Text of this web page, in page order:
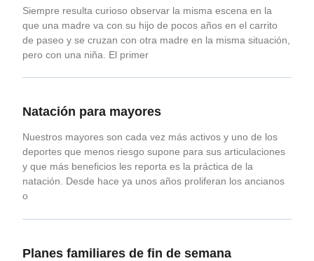
Siempre resulta curioso observar la misma escena en la
que una madre va con su hijo de pocos años en el carrito
de paseo y se cruzan con otra madre en la misma situación,
pero con una niña. El primer
Natación para mayores
Nuestros mayores son cada vez más activos y uno de los
deportes que menos riesgo supone para sus articulaciones
y que más beneficios les reporta es la práctica de la
natación. Desde hace ya unos años proliferan los ancianos
o
Planes familiares de fin de semana